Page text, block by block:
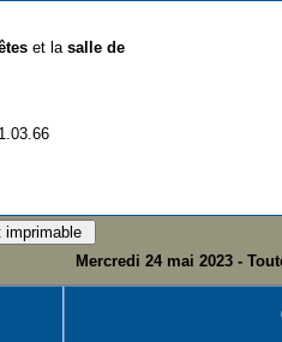
et lasalle de
Mercredi 24 mai 2023 -